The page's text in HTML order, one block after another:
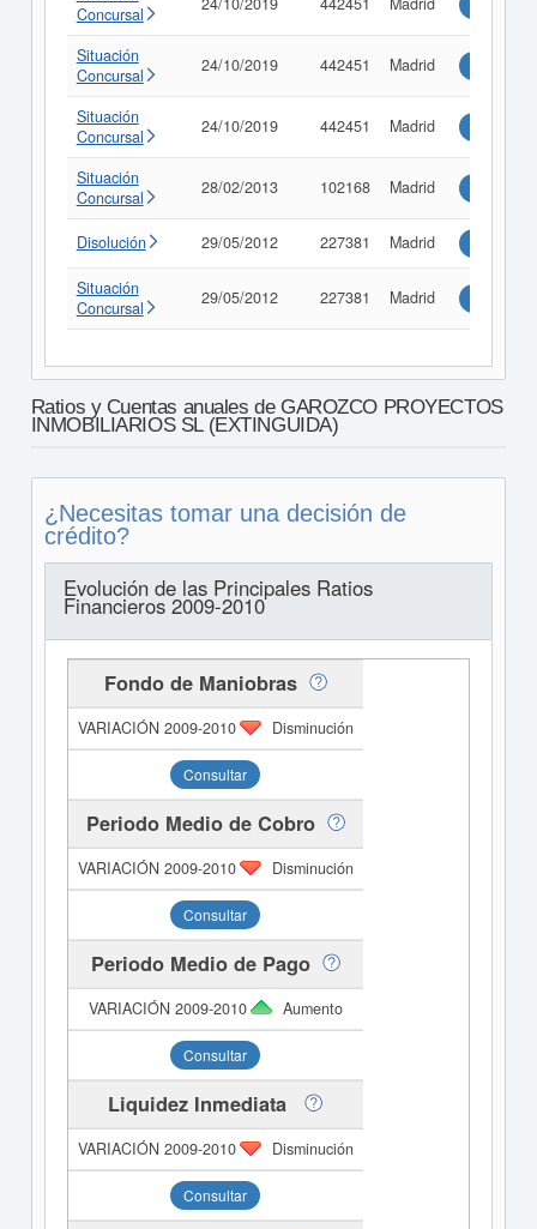
Concursal
Situación
Concursal
24/10/2019 442451 Madrid
Situación
Concursal
24/10/2019 442451 Madrid
Situación
Concursal
28/02/2013 102168 Madrid
Disolución 29/05/2012 227381 Madrid
Situación
Concursal
29/05/2012 227381 Madrid
Ratios y Cuentas anuales de GAROZCO PROYECTOS
INMOBILIARIOS SL (EXTINGUIDA)
¿Necesitas tomar una decisión de
crédito?
Evolución de las Principales Ratios
Financieros 2009-2010
Fondo de Maniobras
Disminución
Consultar
Periodo Medio de Cobro
Disminución
Consultar
Periodo Medio de Pago
Aumento
Consultar
Liquidez Inmediata
Disminución
Consultar